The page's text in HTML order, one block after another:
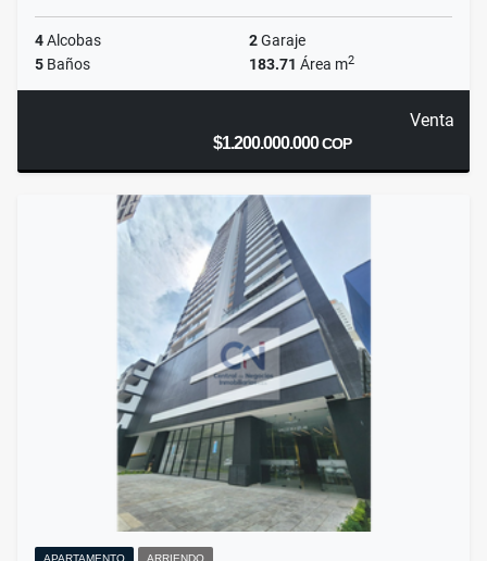
4Alcobas 2Garaje
5 Baños 183.71 Área m2
Venta
$1.200.000.000COP
APARTAMENTO ARRIENDO